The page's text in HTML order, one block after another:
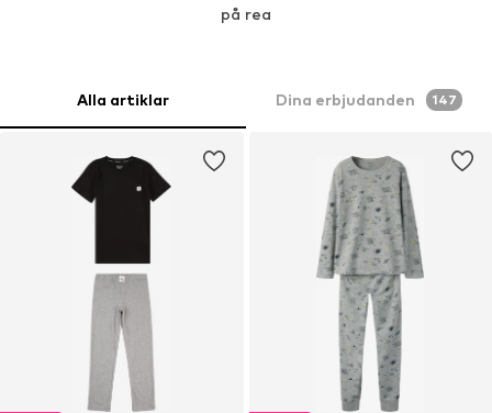
på rea
Alla artiklar Dina erbjudanden 147